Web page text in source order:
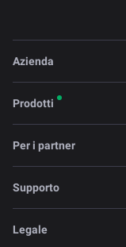
Azienda
Prodotti
Per i partner
Supporto
Legale